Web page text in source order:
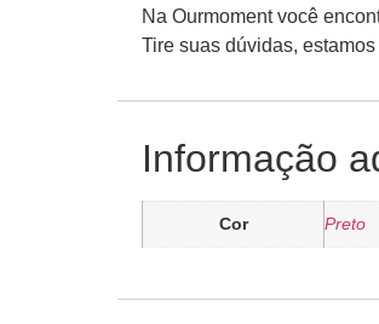
Na Ourmoment você
Tire suas dúvidas,
Informação
Cor Preto